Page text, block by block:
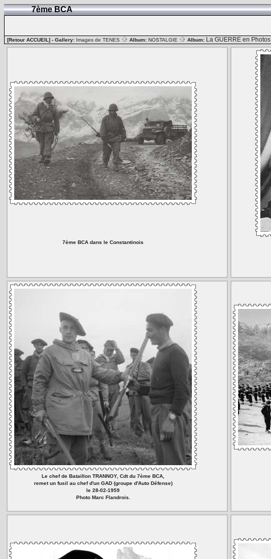
7ème BCA
[Retour ACCUEIL] - Gallery: Images de TENES Album: NOSTALGIE Album: La GUERRE en Photos
7ème BCA dans le Constantinois
Le chef de Bataillon TRANNOY, Cdt du 7ème BCA,
remet un fusil au chef d'un GAD (groupe d'Auto Défense)
le 28-02-1959
Photo Marc Flandrois.